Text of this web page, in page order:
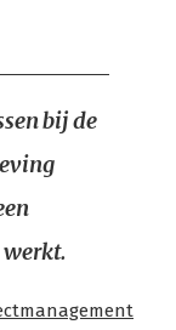
bij de